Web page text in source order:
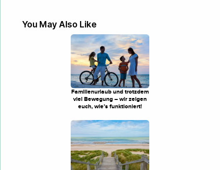
You May Also Like
Familienurlaub und trotzdem
viel Bewegung – wir zeigen
euch, wie’s funktioniert!